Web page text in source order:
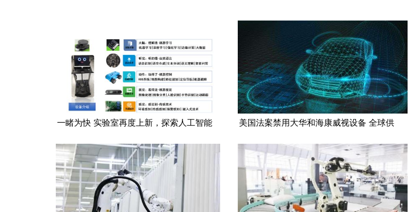
一睹为快 实验室再度上新，探索人工智能
美国法案禁用大华和海康威视设备 全球供